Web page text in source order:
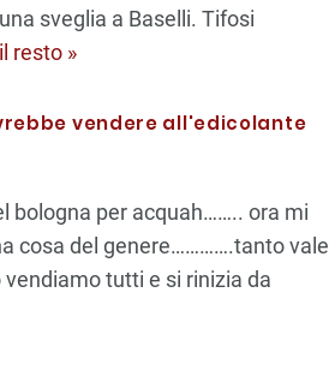
sveglia a Baselli. Tifosi
resto »
vendere all'edicolante
bologna per acquah…….. ora mi
cosa del genere………….tanto vale
tutti e si rinizia da